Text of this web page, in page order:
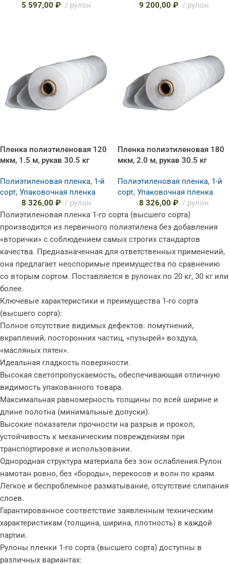
5 597,00 ₽ рулон
9 200,00 ₽ рулон
Пленка полиэтиленовая 120
мкм, 1.5 м, рукав 30.5 кг
Полиэтиленовая пленка, 1-й
сорт, Упаковочная пленка
8 326,00 ₽ рулон
Пленка полиэтиленовая 180
мкм, 2.0 м, рукав 30.5 кг
Полиэтиленовая пленка, 1-й
сорт, Упаковочная пленка
8 326,00 ₽
рулон
Полиэтиленовая пленка 1-го сорта (высшего сорта)
производится из первичного полиэтилена без добавления
«вторички» с соблюдением самых строгих стандартов
качества. Предназначенная для ответственных применений,
она предлагает неоспоримые преимущества по сравнению
со вторым сортом. Поставляется в рулонах по 20 кг, 30 кг или
более.
Ключевые характеристики и преимущества 1-го сорта
(высшего сорта):
Полное отсутствие видимых дефектов: помутнений,
вкраплений, посторонних частиц, «пузырей» воздуха,
«масляных пятен».
Идеальная гладкость поверхности.
Высокая светопропускаемость, обеспечивающая отличную
видимость упакованного товара.
Максимальная равномерность толщины по всей ширине и
длине полотна (минимальные допуски).
Высокие показатели прочности на разрыв и прокол,
устойчивость к механическим повреждениям при
транспортировке и использовании.
Однородная структура материала без зон ослабления.Рулон
намотан ровно, без «бороды», перекосов и волн по краям.
Легкое и беспроблемное разматывание, отсутствие слипания
слоев.
Гарантированное соответствие заявленным техническим
характеристикам (толщина, ширина, плотность) в каждой
партии.
Рулоны пленки 1-го сорта (высшего сорта) доступны в
различных вариантах: